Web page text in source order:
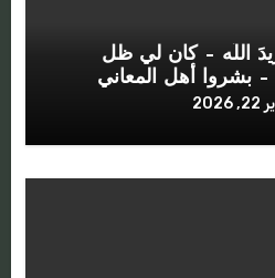
اللَه – كان لي ظل
بشروا أهل المعاني